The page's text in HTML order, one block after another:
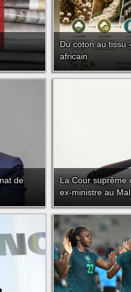
Du coton au tissu
africain
de
La Cour suprême
ex-ministre au